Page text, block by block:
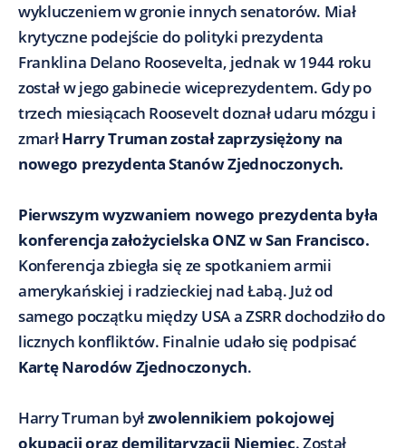
wykluczeniem w gronie innych senatorów. Miał
krytyczne podejście do polityki prezydenta
Franklina Delano Roosevelta, jednak w 1944 roku
został w jego gabinecie wiceprezydentem. Gdy po
trzech miesiącach Roosevelt doznał udaru mózgu i
zmarłHarry Truman został zaprzysiężony na
nowego prezydenta Stanów Zjednoczonych.
Pierwszym wyzwaniem nowego prezydenta była
konferencja założycielska ONZ w San Francisco.
Konferencja zbiegła się ze spotkaniem armii
amerykańskiej i radzieckiej nad Łabą. Już od
samego początku między USA a ZSRR dochodziło do
licznych konfliktów. Finalnie udało się podpisać
Kartę Narodów Zjednoczonych.
Harry Truman byłzwolennikiem pokojowej
okupacji oraz demilitaryzacji Niemiec. Został